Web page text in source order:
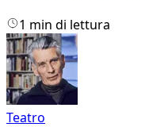
1 min di lettura
Teatro